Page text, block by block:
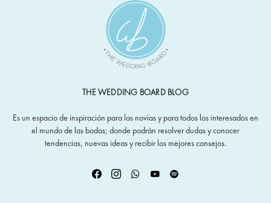
THE WEDDING BOARD BLOG
Es un espacio de inspiración para las novias y para todos los interesados en
el mundo de las bodas; donde podrán resolver dudas y conocer
tendencias, nuevas ideas y recibir los mejores consejos.